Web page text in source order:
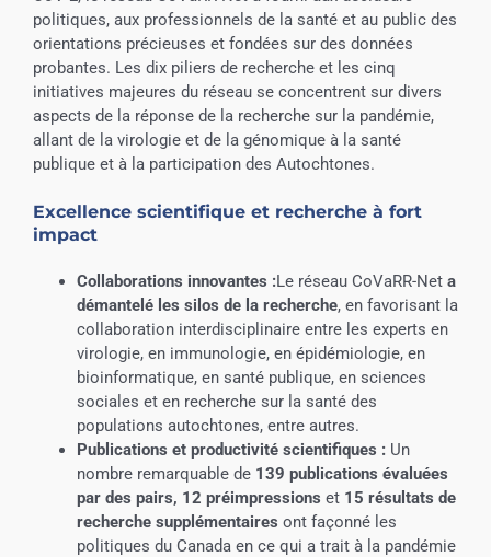
politiques, aux professionnels de la santé et au public des
orientations précieuses et fondées sur des données
probantes. Les dix piliers de recherche et les cinq
initiatives majeures du réseau se concentrent sur divers
aspects de la réponse de la recherche sur la pandémie,
allant de la virologie et de la génomique à la santé
publique et à la participation des Autochtones.
Excellence scientifique et recherche à fort
impact
Collaborations innovantes :Le réseau CoVaRR-Net a
démantelé les silos de la recherche, en favorisant la
collaboration interdisciplinaire entre les experts en
virologie, en immunologie, en épidémiologie, en
bioinformatique, en santé publique, en sciences
sociales et en recherche sur la santé des
populations autochtones, entre autres.
Publications et productivité scientifiques :Un
nombre remarquable de 139 publications évaluées
par des pairs, 12 préimpressions et 15 résultats de
recherche supplémentaires ont façonné les
politiques du Canada en ce qui a trait à la pandémie